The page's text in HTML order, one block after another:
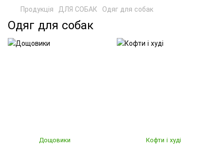
Продукція ДЛЯ СОБАК Одяг для собак
Одяг для собак
Дощовики Кофти і худі